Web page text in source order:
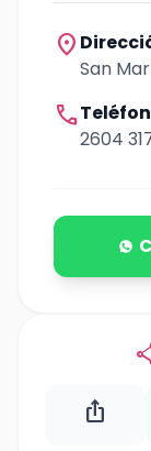
location_on
San
call
2604
ios_share